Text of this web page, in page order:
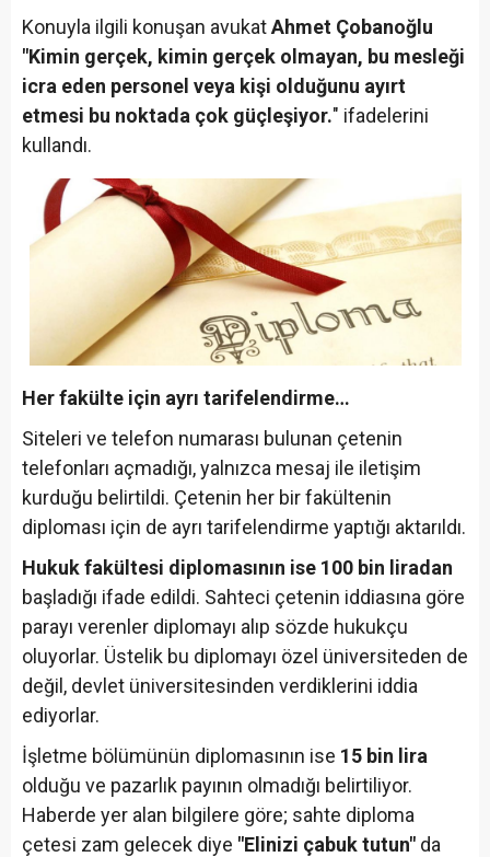
Konuyla ilgili konuşan avukatAhmet Çobanoğlu
"Kimin gerçek, kimin gerçek olmayan, bu mesleği
icra eden personel veya kişi olduğunu ayırt
etmesi bu noktada çok güçleşiyor." ifadelerini
kullandı.
Her fakülte için ayrı tarifelendirme…
Siteleri ve telefon numarası bulunan çetenin
telefonları açmadığı, yalnızca mesaj ile iletişim
kurduğu belirtildi. Çetenin her bir fakültenin
diploması için de ayrı tarifelendirme yaptığı aktarıldı.
Hukuk fakültesi diplomasının ise 100 bin liradan
başladığı ifade edildi. Sahteci çetenin iddiasına göre
parayı verenler diplomayı alıp sözde hukukçu
oluyorlar. Üstelik bu diplomayı özel üniversiteden de
değil, devlet üniversitesinden verdiklerini iddia
ediyorlar.
İşletme bölümünün diplomasının ise 15 bin lira
olduğu ve pazarlık payının olmadığı belirtiliyor.
Haberde yer alan bilgilere göre; sahte diploma
çetesi zam gelecek diye "Elinizi çabuk tutun" da